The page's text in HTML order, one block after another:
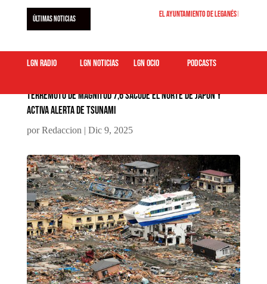
ÚLTIMAS NOTICIAS El Ayuntamiento de Leganés pone en
LGN Radio LGN Noticias LGN ocio podcasts
Terremoto de magnitud 7,6 sacude el norte de Japón y
activa alerta de tsunami
porRedaccion| Dic 9, 2025